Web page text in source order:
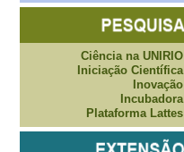
Ciência na UNIRIO
Iniciação Científica
Inovação
Incubadora
Plataforma Lattes